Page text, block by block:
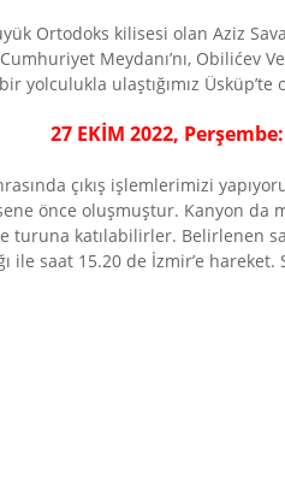
Ortodoks kilisesi olan Aziz
Meydanı’nı, Obilićev
yolculukla ulaştığımız
27 EKİM 2022, Perşembe:
çıkış işlemlerimizi
önce oluşmuştur. Kanyon
turuna katılabilirler. Belirlenen
ile saat 15.20 de İzmir’e